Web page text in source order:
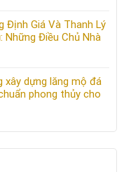
Định Giá Và Thanh Lý
Những Điều Chủ Nhà
xây dựng lăng mộ đá
phong thủy cho